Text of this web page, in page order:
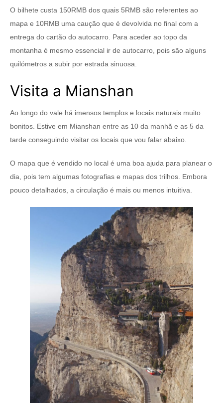
O bilhete custa 150RMB dos quais 5RMB são referentes ao
mapa e 10RMB uma caução que é devolvida no final com a
entrega do cartão do autocarro. Para aceder ao topo da
montanha é mesmo essencial ir de autocarro, pois são alguns
quilómetros a subir por estrada sinuosa.
Visita a Mianshan
Ao longo do vale há imensos templos e locais naturais muito
bonitos. Estive em Mianshan entre as 10 da manhã e as 5 da
tarde conseguindo visitar os locais que vou falar abaixo.
O mapa que é vendido no local é uma boa ajuda para planear o
dia, pois tem algumas fotografias e mapas dos trilhos. Embora
pouco detalhados, a circulação é mais ou menos intuitiva.